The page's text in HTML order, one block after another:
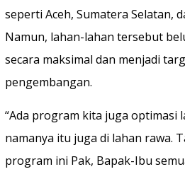
seperti Aceh, Sumatera Selatan,
Namun, lahan-lahan tersebut
secara maksimal dan menjadi
pengembangan.
“Ada program kita juga optimasi
namanya itu juga di lahan rawa.
program ini Pak, Bapak-Ibu